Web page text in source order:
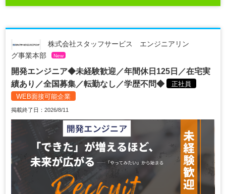
株式会社スタッフサービス エンジニアリン
グ事業本部
New
開発エンジニア◆未経験歓迎／年間休日125日／在宅実
績あり／全国募集／転勤なし／学歴不問◆
正社員
WEB面接可能企業
掲載終了日：2026/8/11